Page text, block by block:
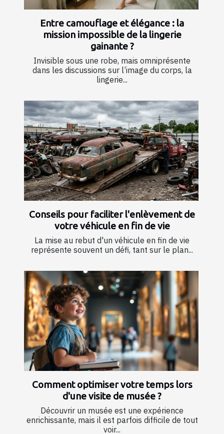
Entre camouflage et élégance : la
mission impossible de la lingerie
gainante ?
Invisible sous une robe, mais omniprésente
dans les discussions sur l’image du corps, la
lingerie...
Conseils pour faciliter l'enlèvement de
votre véhicule en fin de vie
La mise au rebut d'un véhicule en fin de vie
représente souvent un défi, tant sur le plan...
Comment optimiser votre temps lors
d'une visite de musée ?
Découvrir un musée est une expérience
enrichissante, mais il est parfois difficile de tout
voir...